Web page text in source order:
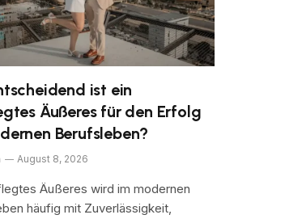
ist ein
Äußeres für den Erfolg
Berufsleben?
August 8, 2026
Äußeres wird im modernen
häufig mit Zuverlässigkeit,